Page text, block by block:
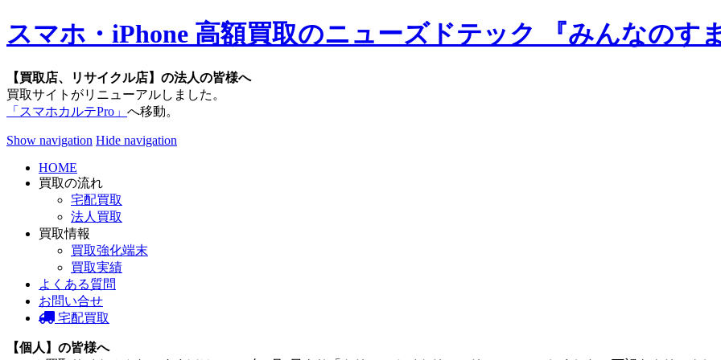
スマホ・iPhone 高額買取のニューズドテック 『みんなのす
【買取店、リサイクル店】の法人の皆様へ
買取サイトがリニューアルしました。
「スマホカルテPro」 へ移動。
Show navigation Hide navigation
HOME
買取の流れ
宅配買取
法人買取
買取情報
買取強化端末
買取実績
よくある質問
お問い合せ
宅配買取
【個人】の皆様へ